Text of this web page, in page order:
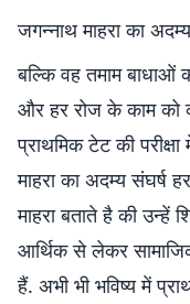
जगन्नाथ माहरा का
बल्कि वह तमाम
और हर रोज के काम को
प्राथमिक टेट की
माहरा का अदम्य संघर्ष
माहरा बताते है की
आर्थिक से लेकर
हैं. अभी भी भविष्य में